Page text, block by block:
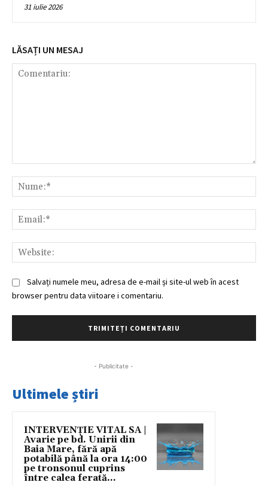
31 iulie 2026
LĂSAȚI UN MESAJ
Salvați numele meu, adresa de e-mail și site-ul web în acest
browser pentru data viitoare i comentariu.
- Publicitate -
Ultimele știri
INTERVENȚIE VITAL SA |
Avarie pe bd. Unirii din
Baia Mare, fără apă
potabilă până la ora 14:00
pe tronsonul cuprins
între calea ferată...